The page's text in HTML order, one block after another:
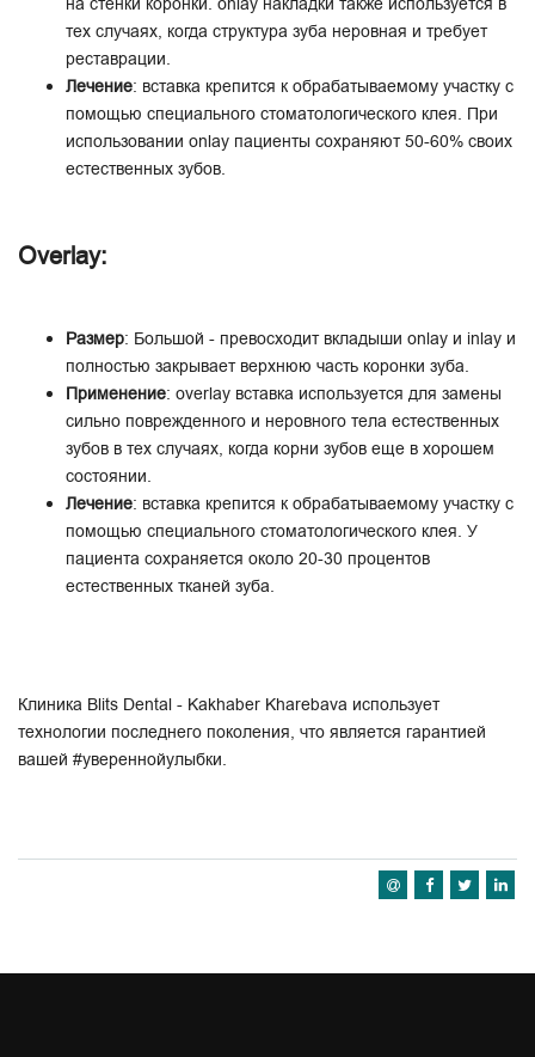
тех случаях, когда структура зуба неровная и требует
реставрации.
Лечение: вставка крепится к обрабатываемому участку с
помощью специального стоматологического клея. При
использовании onlay пациенты сохраняют 50-60% своих
естественных зубов.
Overlay:
Размер: Большой - превосходит вкладыши onlay и inlay и
полностью закрывает верхнюю часть коронки зуба.
Применение: overlay вставка используется для замены
сильно поврежденного и неровного тела естественных
зубов в тех случаях, когда корни зубов еще в хорошем
состоянии.
Лечение: вставка крепится к обрабатываемому участку с
помощью специального стоматологического клея. У
пациента сохраняется около 20-30 процентов
естественных тканей зуба.
Клиника Blits Dental - Kakhaber Kharebava использует
технологии последнего поколения, что является гарантией
вашей #увереннойулыбки.